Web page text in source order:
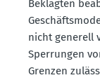
Beklagten
nicht generell
Sperrungen
Grenzen